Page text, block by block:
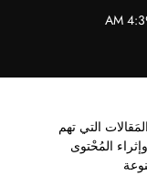
التي تهم
المُحْتوى